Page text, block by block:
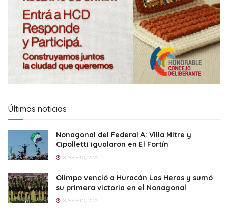
Últimas noticias
Nonagonal del Federal A: Villa Mitre y
Cipolletti igualaron en El Fortín
8 AGOSTO, 2026
Olimpo venció a Huracán Las Heras y sumó
su primera victoria en el Nonagonal
8 AGOSTO, 2026